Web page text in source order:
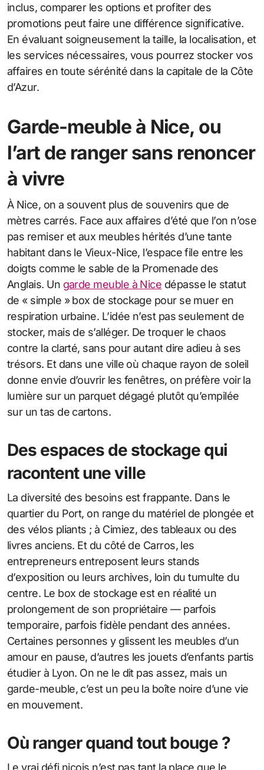
inclus, comparer les options et profiter des
promotions peut faire une différence significative.
En évaluant soigneusement la taille, la localisation, et
les services nécessaires, vous pourrez stocker vos
affaires en toute sérénité dans la capitale de la Côte
d’Azur.
Garde-meuble à Nice, ou
l’art de ranger sans renoncer
à vivre
À Nice, on a souvent plus de souvenirs que de
mètres carrés. Face aux affaires d’été que l’on n’ose
pas remiser et aux meubles hérités d’une tante
habitant dans le Vieux-Nice, l’espace file entre les
doigts comme le sable de la Promenade des
Anglais. Un garde meuble à Nice dépasse le statut
de « simple » box de stockage pour se muer en
respiration urbaine. L’idée n’est pas seulement de
stocker, mais de s’alléger. De troquer le chaos
contre la clarté, sans pour autant dire adieu à ses
trésors. Et dans une ville où chaque rayon de soleil
donne envie d’ouvrir les fenêtres, on préfère voir la
lumière sur un parquet dégagé plutôt qu’empilée
sur un tas de cartons.
Des espaces de stockage qui
racontent une ville
La diversité des besoins est frappante. Dans le
quartier du Port, on range du matériel de plongée et
des vélos pliants ; à Cimiez, des tableaux ou des
livres anciens. Et du côté de Carros, les
entrepreneurs entreposent leurs stands
d’exposition ou leurs archives, loin du tumulte du
centre. Le box de stockage est en réalité un
prolongement de son propriétaire — parfois
temporaire, parfois fidèle pendant des années.
Certaines personnes y glissent les meubles d’un
amour en pause, d’autres les jouets d’enfants partis
étudier à Lyon. On ne le dit pas assez, mais un
garde-meuble, c’est un peu la boîte noire d’une vie
en mouvement.
Où ranger quand tout bouge ?
Le vrai défi niçois n’est pas tant la place que le